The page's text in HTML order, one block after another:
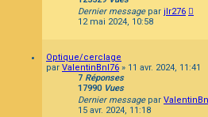
Dernier message par jlr276
12 mai 2024, 10:58
Optique/cerclage
par ValentinBnl76 » 11 avr. 2024, 11:41
7 Réponses
17990 Vues
Dernier message par
15 avr. 2024, 11:18